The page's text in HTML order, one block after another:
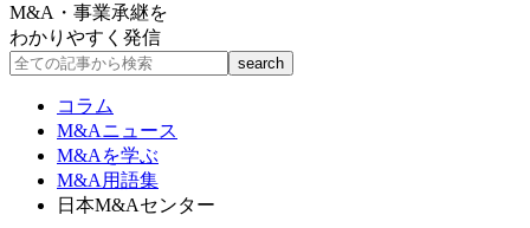
M&A・事業承継を
わかりやすく発信
コラム
M&Aニュース
M&Aを学ぶ
M&A用語集
日本M&Aセンター